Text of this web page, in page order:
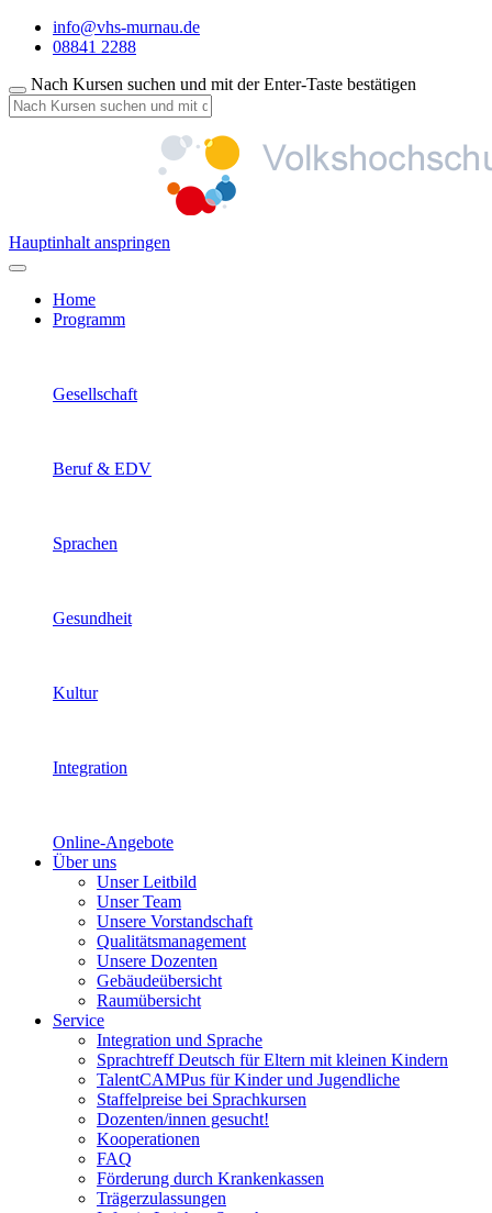
info@vhs-murnau.de
08841 2288
Nach Kursen suchen und mit der Enter-Taste bestätigen
Hauptinhalt anspringen
Home
Programm
Gesellschaft
Beruf & EDV
Sprachen
Gesundheit
Kultur
Integration
Online-Angebote
Über uns
Unser Leitbild
Unser Team
Unsere Vorstandschaft
Qualitätsmanagement
Unsere Dozenten
Gebäudeübersicht
Raumübersicht
Service
Integration und Sprache
Sprachtreff Deutsch für Eltern mit kleinen Kindern
TalentCAMPus für Kinder und Jugendliche
Staffelpreise bei Sprachkursen
Dozenten/innen gesucht!
Kooperationen
FAQ
Förderung durch Krankenkassen
Trägerzulassungen